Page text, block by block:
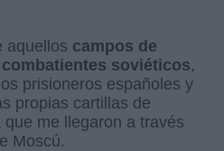
aquellos campos de
soviéticos,
prisioneros españoles y
propias cartillas de
me llegaron a través
Moscú.